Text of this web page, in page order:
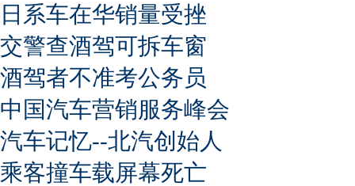
日系车在华销量受挫
交警查酒驾可拆车窗
酒驾者不准考公务员
中国汽车营销服务峰会
汽车记忆--北汽创始人
乘客撞车载屏幕死亡